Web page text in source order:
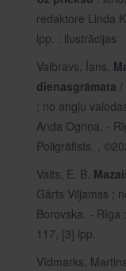
redaktore Linda
lpp. : ilustrācijas
Vaibravs, Īans.
dienasgrāmata /
; no angļu
Anda Ogriņa. -
Poligrāfists. ,
Vaits, E. B.
Gārts Viljamss ;
Borovska. - Rīga
117, [3] lpp.
Vīdmarks,